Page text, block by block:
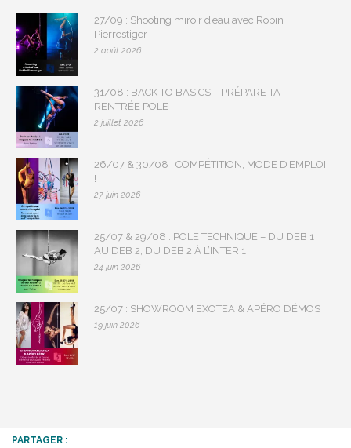
27/09 : Shooting miroir d’eau avec Robin
Pierrestiger
2 août 2026
31/08 : BACK TO BASICS – PRÉPARE TA
RENTRÉE POLE !
2 juillet 2026
26/07 & 30/08 : COMPÉTITION, MODE D’EMPLOI
!
27 juin 2026
25/07 & 29/08 : POLE TECHNIQUE – DU DEB 1
AU DEB 2, DU DEB 2 À L’INTER 1
24 juin 2026
25/07 : SHOWROOM EXOTEA & APÉRO DÉMOS !
19 juin 2026
PARTAGER :